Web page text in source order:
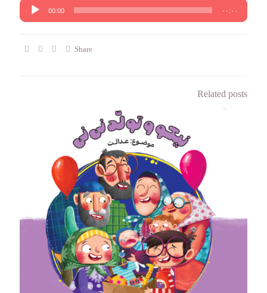
پخش‌کننده
صوت
00:00 ۰۰:۰۰
Share
Related posts